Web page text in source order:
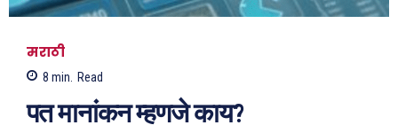
मराठी
8 min. Read
पत मानांकन म्हणजे काय?